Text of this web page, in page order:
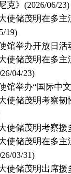
克》 (2026/06/23)
使储茂明在多
19)
馆举办开放日活
使储茂明在多
04/23)
馆举办“国际中
使储茂明考察
使储茂明考察
使储茂明在多
03/31)
使储茂明出席